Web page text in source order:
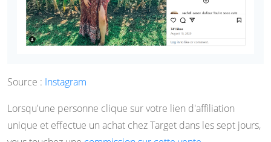
Source : Instagram
Lorsqu'une personne clique sur votre lien d'affiliation
unique et effectue un achat chez Target dans les sept jours,